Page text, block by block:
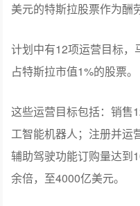
Model Y L
在电话会的尾声，马斯克
吁股东们在11月6日投票
这一薪酬方案覆盖10年
段目标，马斯克若能完成
美元的特斯拉股票作为酬